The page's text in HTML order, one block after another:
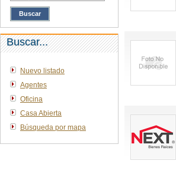
Buscar
Buscar...
Nuevo listado
Agentes
Oficina
Casa Abierta
Búsqueda por mapa